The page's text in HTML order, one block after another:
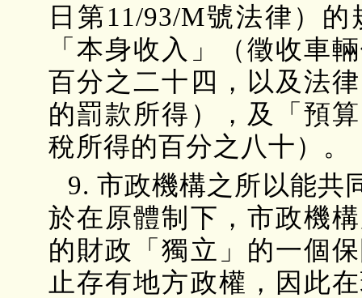
日第11/93/M號法律）
「本身收入」（徵收車
百分之二十四，以及法
的罰款所得），及「預
稅所得的百分之八十）。
9. 市政機構之所以能共
於在原體制下，市政機
的財政「獨立」的一個
止存有地方政權，因此